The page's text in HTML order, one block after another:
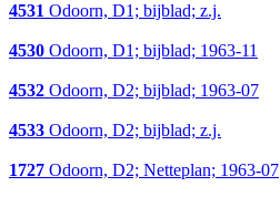
4531 Odoorn, D1; bijblad; z.j.
4530 Odoorn, D1; bijblad; 1963-11
4532 Odoorn, D2; bijblad; 1963-07
4533 Odoorn, D2; bijblad; z.j.
1727 Odoorn, D2; Netteplan; 1963-07